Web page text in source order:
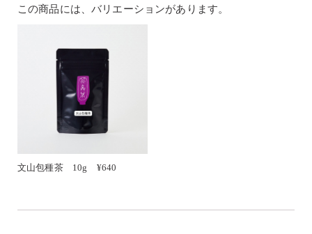
この商品には、バリエーションがあります。
文山包種茶 10g ¥640